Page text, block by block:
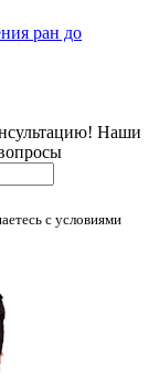
ран до
Наши
с условиями